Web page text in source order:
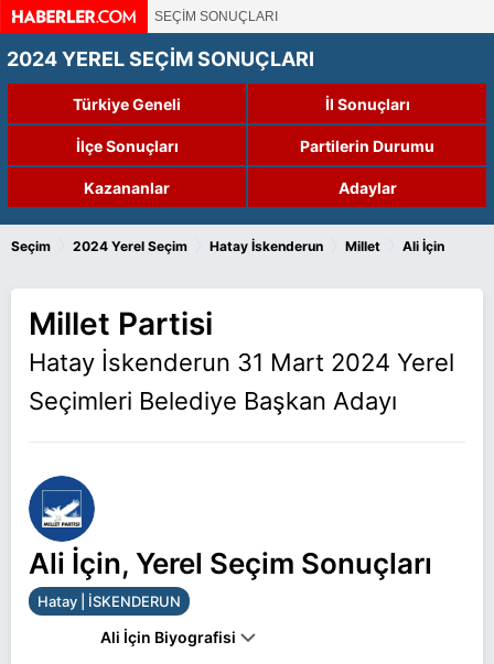
SEÇİM SONUÇLARI
2024 YEREL SEÇİM SONUÇLARI
Türkiye Geneli İl Sonuçları
İlçe Sonuçları Partilerin Durumu
Kazananlar Adaylar
Seçim 2024 Yerel Seçim Hatay İskenderun Millet Ali İçin
Millet Partisi
Hatay İskenderun 31 Mart 2024 Yerel
Seçimleri Belediye Başkan Adayı
Ali İçin, Yerel Seçim Sonuçları
Hatay | İSKENDERUN
Ali İçin Biyografisi